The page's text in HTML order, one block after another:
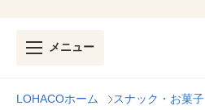
メニュー
LOHACOホーム スナック・お菓子